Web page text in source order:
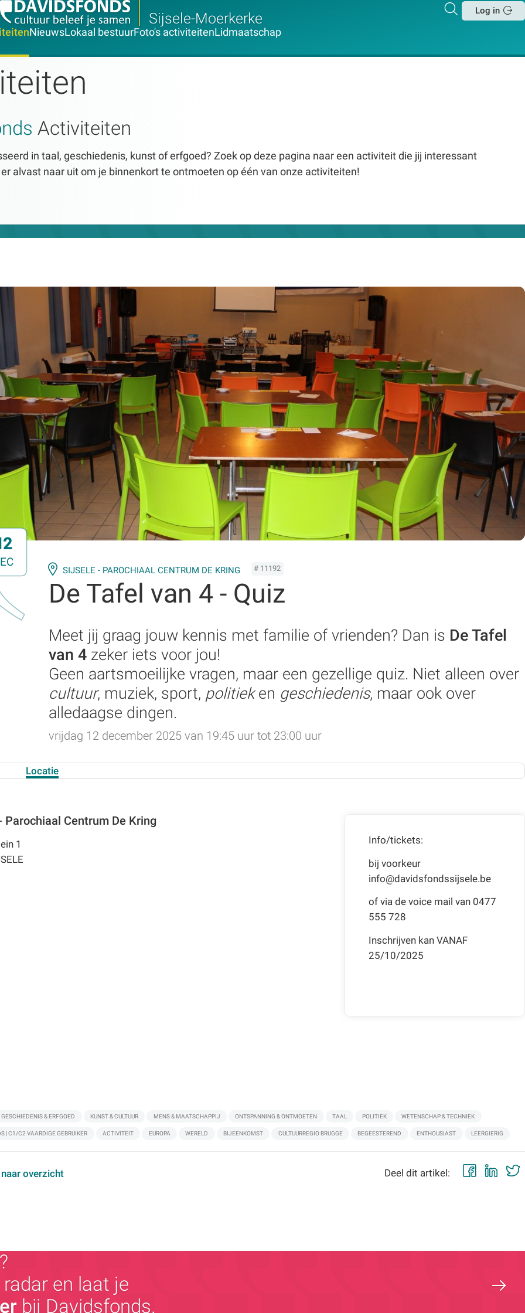
Sijsele-Moerkerke
Zoeken
Log in
NieuwsLokaal bestuurFoto's activiteitenLidmaatschap
Activiteiten
in taal, geschiedenis, kunst of erfgoed? Zoek op deze pagina naar een activiteit die jij interessant
alvast naar uit om je binnenkort te ontmoeten op één van onze activiteiten!
SIJSELE - PAROCHIAAL CENTRUM DE KRING # 11192
De Tafel van 4 - Quiz
Meet jij graag jouw kennis met familie of vrienden? Dan is De Tafel
van 4 zeker iets voor jou!
Geen aartsmoeilijke vragen, maar een gezellige quiz. Niet alleen over
cultuur, muziek, sport, politieken geschiedenis, maar ook over
alledaagse dingen.
vrijdag 12 december 2025 van 19:45 uur tot 23:00 uur
Locatie
Parochiaal Centrum De Kring
1
Info/tickets:
bij voorkeur
info@davidsfondssijsele.be
of via de voice mail van 0477
555 728
Inschrijven kan VANAF
25/10/2025
GESCHIEDENIS & ERFGOED KUNST & CULTUUR MENS & MAATSCHAPPIJ ONTSPANNING & ONTMOETEN TAAL POLITIEK WETENSCHAP & TECHNIEK
| C1/C2 VAARDIGE GEBRUIKER ACTIVITEIT EUROPA WERELD BIJEENKOMST CULTUURREGIO BRUGGE BEGEESTEREND ENTHOUSIAST LEERGIERIG
overzicht Deel dit artikel:
en laat je
bij Davidsfonds.